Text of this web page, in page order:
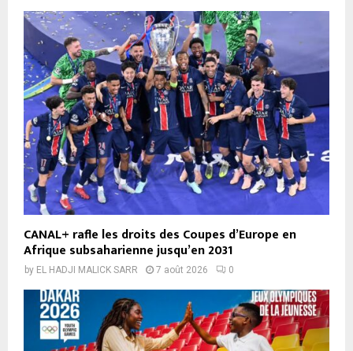
CANAL+ rafle les droits des Coupes d’Europe en
Afrique subsaharienne jusqu’en 2031
by EL HADJI MALICK SARR 7 août 2026 0